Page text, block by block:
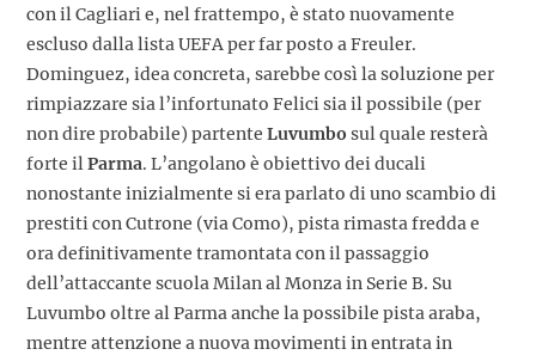
con il Cagliari e, nel frattempo, è stato nuovamente
escluso dalla lista UEFA per far posto a Freuler.
Dominguez, idea concreta, sarebbe così la soluzione per
rimpiazzare sia l’infortunato Felici sia il possibile (per
non dire probabile) partente Luvumbo sul quale resterà
forte ilParma. L’angolano è obiettivo dei ducali
nonostante inizialmente si era parlato di uno scambio di
prestiti con Cutrone (via Como), pista rimasta fredda e
ora definitivamente tramontata con il passaggio
dell’attaccante scuola Milan al Monza in Serie B. Su
Luvumbo oltre al Parma anche la possibile pista araba,
mentre attenzione a nuova movimenti in entrata in